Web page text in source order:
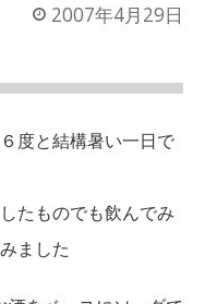
2007年4月29日
度と結構暑い一日で
たものでも飲んでみ
ました